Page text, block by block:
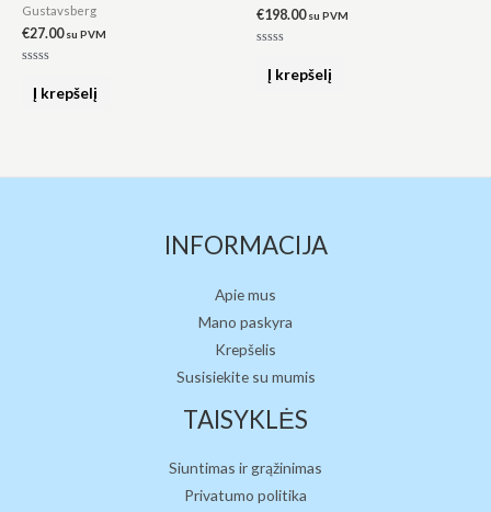
Gustavsberg
€27.00 su PVM
Į krepšelį
€198.00 su PVM
Į krepšelį
INFORMACIJA
Apie mus
Mano paskyra
Krepšelis
Susisiekite su mumis
TAISYKLĖS
Siuntimas ir grąžinimas
Privatumo politika